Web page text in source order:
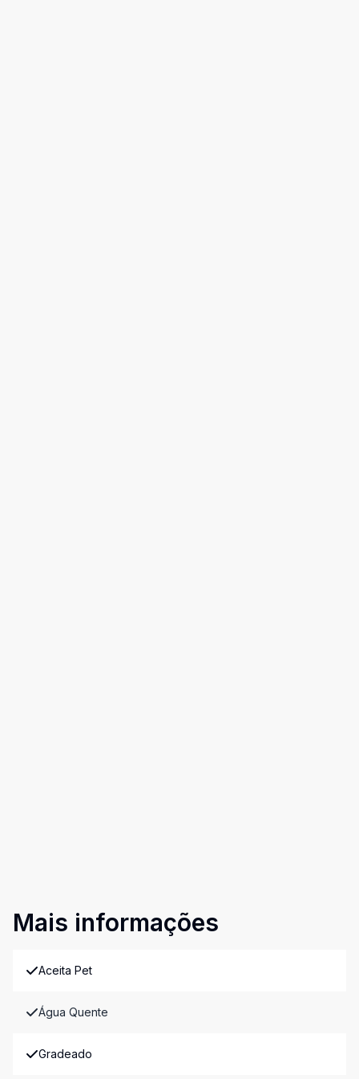
Mais informações
Aceita Pet
Água Quente
Gradeado